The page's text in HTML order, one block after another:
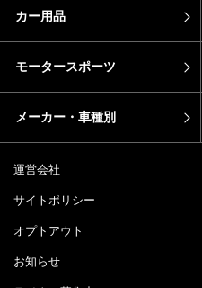
カー用品
モータースポーツ
メーカー・車種別
運営会社
サイトポリシー
オプトアウト
お知らせ